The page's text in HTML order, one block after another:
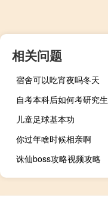
相关问题
宿舍可以吃宵夜吗冬天
自考本科后如何考研究生
儿童足球基本功
你过年啥时候相亲啊
诛仙boss攻略视频攻略